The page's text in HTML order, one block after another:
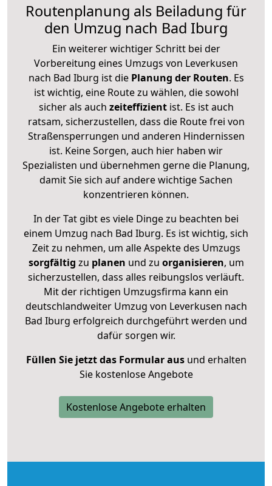
Routenplanung als Beiladung für
den Umzug nach Bad Iburg
Ein weiterer wichtiger Schritt bei der
Vorbereitung eines Umzugs von Leverkusen
nach Bad Iburg ist diePlanung der Routen. Es
ist wichtig, eine Route zu wählen, die sowohl
sicher als auch zeiteffizientist. Es ist auch
ratsam, sicherzustellen, dass die Route frei von
Straßensperrungen und anderen Hindernissen
ist. Keine Sorgen, auch hier haben wir
Spezialisten und übernehmen gerne die Planung,
damit Sie sich auf andere wichtige Sachen
konzentrieren können.
In der Tat gibt es viele Dinge zu beachten bei
einem Umzug nach Bad Iburg. Es ist wichtig, sich
Zeit zu nehmen, um alle Aspekte des Umzugs
sorgfältig zu planen und zu organisieren, um
sicherzustellen, dass alles reibungslos verläuft.
Mit der richtigen Umzugsfirma kann ein
deutschlandweiter Umzug von Leverkusen nach
Bad Iburg erfolgreich durchgeführt werden und
dafür sorgen wir.
Füllen Sie jetzt das Formular ausund erhalten
Sie kostenlose Angebote
Kostenlose Angebote erhalten